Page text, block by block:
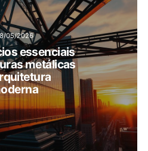
05/2026
essenciais
metálicas